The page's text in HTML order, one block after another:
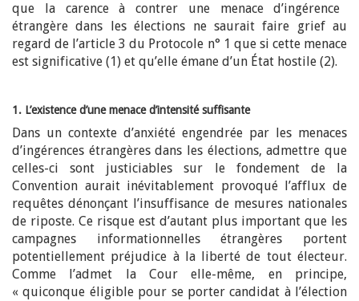
que la carence à contrer une menace d’ingérence
étrangère dans les élections ne saurait faire grief au
regard de l’article 3 du Protocole n° 1 que si cette menace
est significative (1) et qu’elle émane d’un État hostile (2).
1. L’existence d’une menace d’intensité suffisante
Dans un contexte d’anxiété engendrée par les menaces
d’ingérences étrangères dans les élections, admettre que
celles-ci sont justiciables sur le fondement de la
Convention aurait inévitablement provoqué l’afflux de
requêtes dénonçant l’insuffisance de mesures nationales
de riposte. Ce risque est d’autant plus important que les
campagnes informationnelles étrangères portent
potentiellement préjudice à la liberté de tout électeur.
Comme l’admet la Cour elle-même, en principe,
« quiconque éligible pour se porter candidat à l’élection